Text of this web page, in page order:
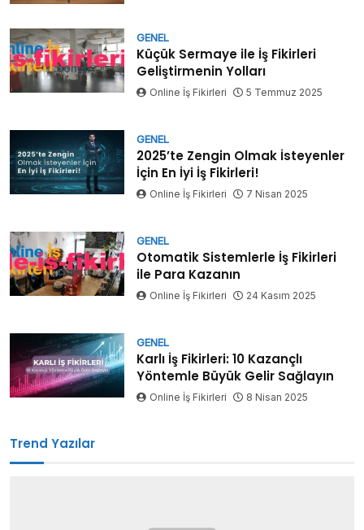
GENEL
Küçük Sermaye ile İş Fikirleri
Geliştirmenin Yolları
Online İş Fikirleri 5 Temmuz 2025
GENEL
2025’te Zengin Olmak İsteyenler
İçin En İyi İş Fikirleri!
Online İş Fikirleri 7 Nisan 2025
GENEL
Otomatik Sistemlerle İş Fikirleri
ile Para Kazanın
Online İş Fikirleri 24 Kasım 2025
GENEL
Karlı İş Fikirleri: 10 Kazançlı
Yöntemle Büyük Gelir Sağlayın
Online İş Fikirleri 8 Nisan 2025
Trend Yazılar